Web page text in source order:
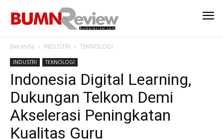
Beranda INDUSTRI TEKNOLOGI
INDUSTRI TEKNOLOGI
Indonesia Digital Learning,
Dukungan Telkom Demi
Akselerasi Peningkatan
Kualitas Guru